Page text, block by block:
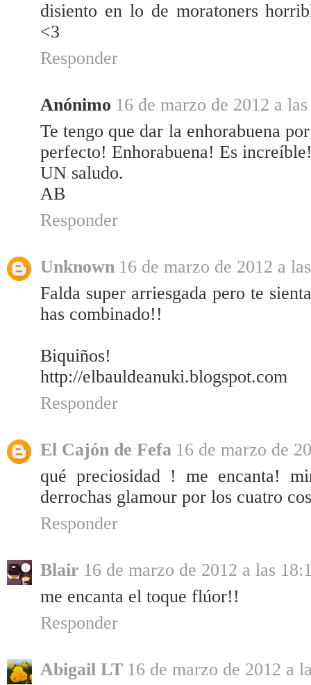
disiento en lo de moratoners
<3
Responder
Anónimo 16 de marzo de 2012 a
Te tengo que dar la enhorabuena
perfecto! Enhorabuena! Es
UN saludo.
AB
Responder
Unknown 16 de marzo de 2012 a
Falda super arriesgada pero te
has combinado!!
Biquiños!
http://elbauldeanuki.blogspot.com
Responder
El Cajón de Fefa 16 de marzo de
qué preciosidad ! me encanta!
derrochas glamour por los cuatro
Responder
Blair 16 de marzo de 2012 a las
me encanta el toque flúor!!
Responder
Abigail LT 16 de marzo de 2012 a